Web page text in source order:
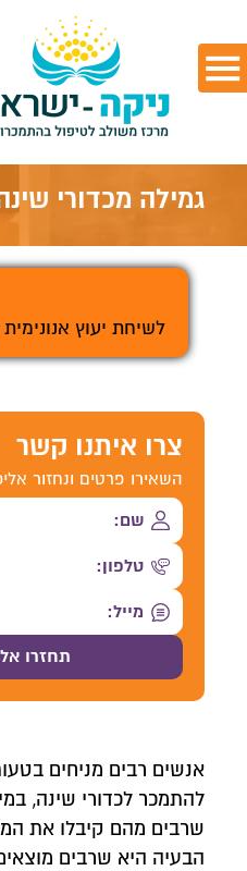
גמילה מכדורי
לשיחת יעוץ
צרו איתנו קשר
השאירו פרטים ונחזור
אנשים רבים מניחים
להתמכר לכדורי שינה,
שרבים מהם קיבלו את
הבעיה היא שרבים